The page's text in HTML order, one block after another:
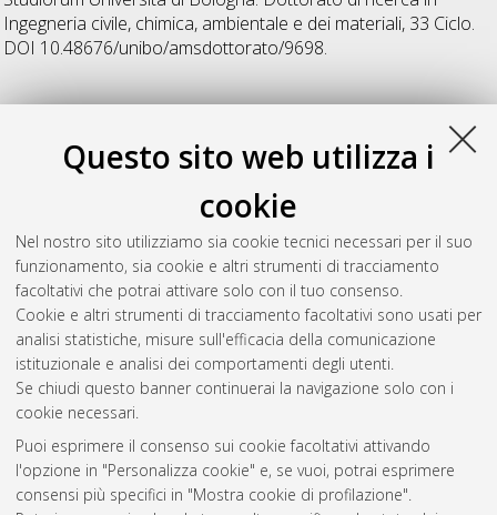
Questo sito web utilizza i
cookie
Nel nostro sito utilizziamo sia cookie tecnici necessari per il suo
funzionamento, sia cookie e altri strumenti di tracciamento
facoltativi che potrai attivare solo con il tuo consenso.
Cookie e altri strumenti di tracciamento facoltativi sono usati per
analisi statistiche, misure sull'efficacia della comunicazione
istituzionale e analisi dei comportamenti degli utenti.
Se chiudi questo banner continuerai la navigazione solo con i
cookie necessari.
Puoi esprimere il consenso sui cookie facoltativi attivando
l'opzione in "Personalizza cookie" e, se vuoi, potrai esprimere
consensi più specifici in "Mostra cookie di profilazione".
Ingegneria civile, chimica, ambientale e dei materiali, 33 Ciclo.
DOI 10.48676/unibo/amsdottorato/9698.
36
Battaglini, Elena (2024) Environmental impact reduction of
food packaging plastics: from the exploitation of non-
renewable resources to microplastics, [Dissertation thesis],
Alma Mater Studiorum Università di Bologna. Dottorato di
ricerca inIngegneria civile, chimica, ambientale e dei materiali
36 Ciclo.
Questa lista e' stata generata ilFri Aug 7 20:45:18 2026 CEST
Atom
Rss 1.0
Rss 2.0